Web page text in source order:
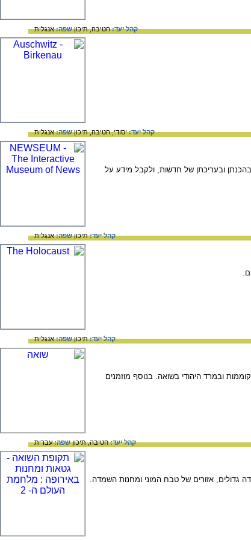
קהל יעד:חטיבה,תיכוןשפה:אנגלית
קהל יעד:יסודי,חטיבה,תיכוןשפה:אנגלית
ובעריכתן של חדשות, ולקבל מידע על
קהל יעד:תיכוןשפה:אנגלית
קהל יעד:תיכוןשפה:אנגלית
ובמרד היהודי בשואה. בנוסף מוזמנים
קהל יעד:חטיבה,תיכוןשפה:עברית